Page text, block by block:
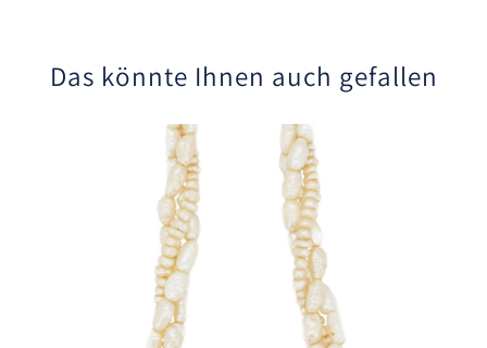
Das könnte Ihnen auch gefallen